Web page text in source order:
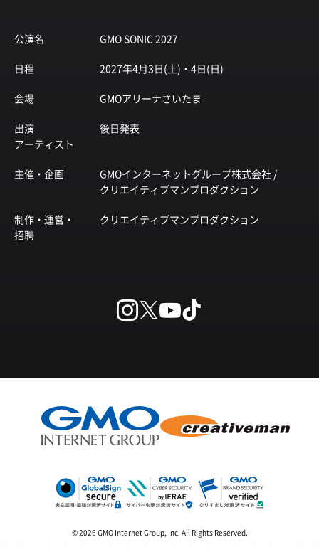
公演名 GMO SONIC 2027
日程 2027年4月3日(土)・4日(日)
会場 GMOアリーナさいたま
出演
アーティスト
後日発表
主催・企画
GMOインターネットグループ株式会社 /
クリエイティブマンプロダクション
制作・運営・
招聘
クリエイティブマンプロダクション
© 2026 GMO Internet Group, Inc. All Rights Reserved.